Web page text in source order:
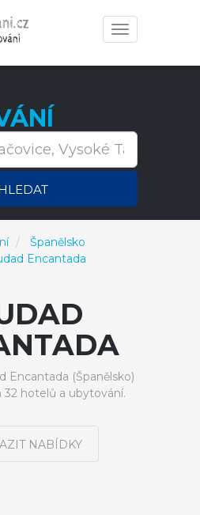
Toggle
navigation
Španělsko
Encantada
Encantada (Španělsko)
hotelů a ubytování.
NABÍDKY